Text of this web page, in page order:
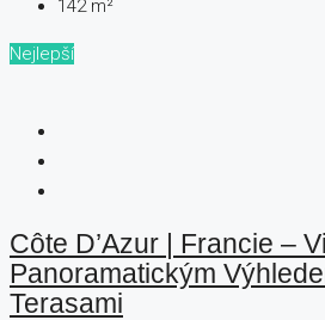
142 m²
Nejlepší
Côte D’Azur | Francie –
Panoramatickým
Terasami